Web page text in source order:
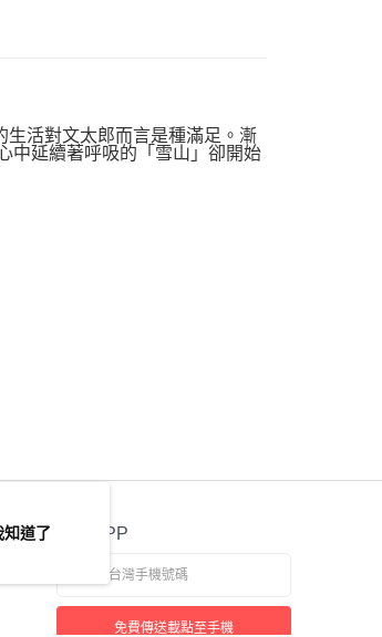
活對文太郎而言是種滿足。漸
中延續著呼吸的「雪山」卻開始
官方APP
免費傳送載點至手機
知道了